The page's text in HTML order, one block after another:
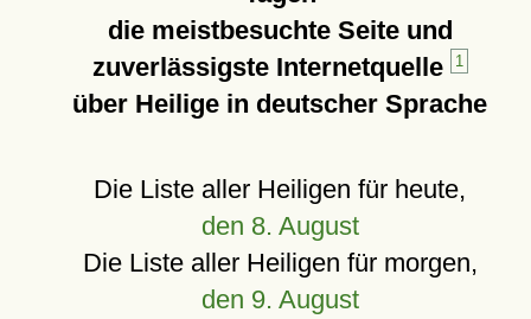
die meistbesuchte Seite und
zuverlässigste Internetquelle
1
über Heilige in deutscher Sprache
Die Liste aller Heiligen für heute,
den 8. August
Die Liste aller Heiligen für morgen,
den 9. August